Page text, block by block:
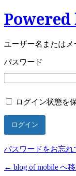
Powered
ユーザー名またはメ
パスワード
ログイン状態を
パスワードをお忘れ
← blog of mobile へ